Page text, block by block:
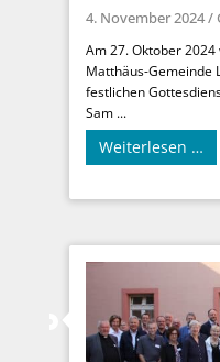
4. November 2024/
Am 27. Oktober
Matthäus-Gemeinde
festlichen
Sam ...
Weiterlesen …